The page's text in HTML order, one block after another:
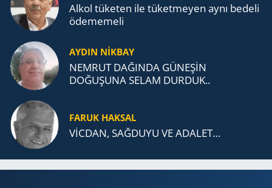
Alkol tü­ke­ten ile tü­ket­me­yen aynı be­de­li
öde­me­me­li
AYDIN NİKBAY
NEMRUT DAĞINDA GÜNEŞİN
DOĞUŞUNA SELAM DURDUK..
FARUK HAKSAL
VİCDAN, SAĞ­DU­YU VE ADA­LET…